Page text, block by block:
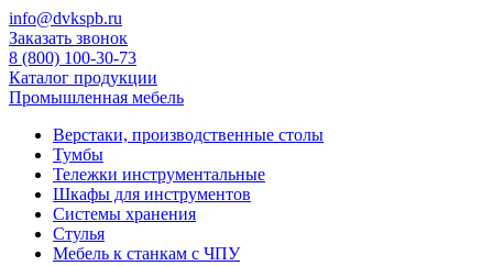
info@dvkspb.ru
Заказать звонок
8 (800) 100-30-73
Каталог продукции
Промышленная мебель
Верстаки, производственные столы
Тумбы
Тележки инструментальные
Шкафы для инструментов
Системы хранения
Стулья
Мебель к станкам с ЧПУ